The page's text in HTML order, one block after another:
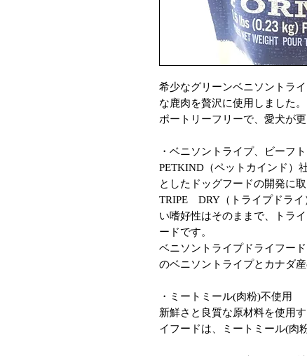
希少なグリーンベニソントラ
な鹿肉を贅沢に使用しました
ポートリーフリーで、愛犬が
・ベニソントライプ、ビーフ
PETKIND（ペットカインド）
としたドッグフードの開発に
TRIPE DRY（トライプドライ
い嗜好性はそのままで、トラ
ードです。
ベニソントライプドライフー
のベニソントライプとカナダ
・ミートミール(肉粉)不使用
新鮮さと良質な原材料を使用
イフードは、ミートミール(肉